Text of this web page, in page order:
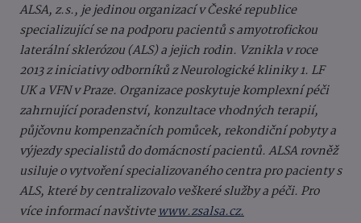
ALSA, z.s., je jedinou organizací v České republice
specializující se na podporu pacientů s amyotrofickou
laterální sklerózou (ALS) a jejich rodin. Vznikla v roce
2013 z iniciativy odborníků z Neurologické kliniky 1. LF
UK a VFN v Praze. Organizace poskytuje komplexní péči
zahrnující poradenství, konzultace vhodných terapií,
půjčovnu kompenzačních pomůcek, rekondiční pobyty a
výjezdy specialistů do domácností pacientů. ALSA rovněž
usiluje o vytvoření specializovaného centra pro pacienty s
ALS, které by centralizovalo veškeré služby a péči. Pro
více informací navštivtewww.zsalsa.cz.